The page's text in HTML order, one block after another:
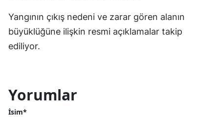
Yangının çıkış nedeni ve zarar gören alanın
büyüklüğüne ilişkin resmi açıklamalar takip
ediliyor.
Yorumlar
İsim*